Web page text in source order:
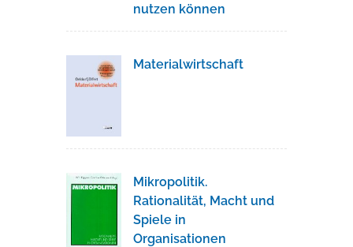
nutzen können
Materialwirtschaft
Mikropolitik.
Rationalität, Macht und
Spiele in
Organisationen